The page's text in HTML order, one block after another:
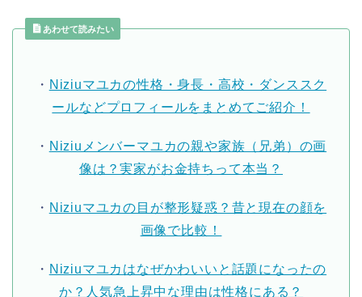
あわせて読みたい
・ Niziuマユカの性格・身長・高校・ダンススク
ールなどプロフィールをまとめてご紹介！
・ Niziuメンバーマユカの親や家族（兄弟）の画
像は？実家がお金持ちって本当？
・ Niziuマユカの目が整形疑惑？昔と現在の顔を
画像で比較！
・ Niziuマユカはなぜかわいいと話題になったの
か？人気急上昇中な理由は性格にある？